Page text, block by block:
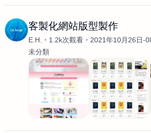
客製化網站版型製作
E.H. 1.2k次觀看
2021年10月26日-
未分類